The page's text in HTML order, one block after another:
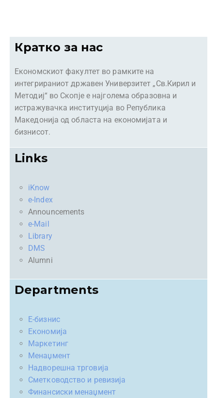
Кратко за нас
Економскиот факултет во рамките на
интегрираниот државен Универзитет „Св.Кирил и
Методиј“ во Скопје е најголема образовна и
истражувачка институција во Република
Македонија од областа на економијата и
бизнисот.
Links
iKnow
e-Index
Announcements
e-Mail
Library
DMS
Alumni
Departments
Е-бизнис
Економија
Маркетинг
Менаџмент
Надворешна трговија
Сметководство и ревизија
Финансиски менаџмент